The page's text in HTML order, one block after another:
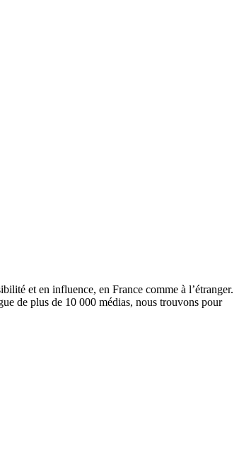
et en influence, en France comme à l’étranger.
de plus de 10 000 médias, nous trouvons pour